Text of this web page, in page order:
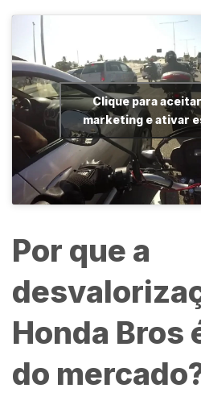
Clique para
marketing e ativar
Por que a
Honda Bros
do